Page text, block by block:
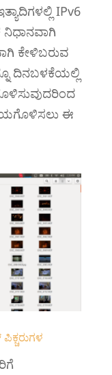
IPv6
ಕೇಳಿಬರುವ
ದಿನಬಳಕೆಯಲ್ಲಿ
ಈ